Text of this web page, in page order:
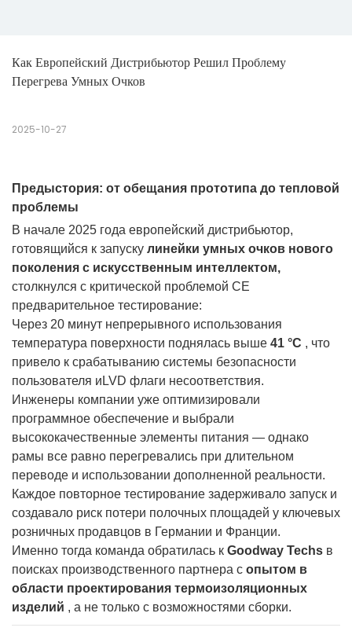
Как Европейский Дистрибьютор Решил Проблему
Перегрева Умных Очков
2025-10-27
Предыстория: от обещания прототипа до тепловой
проблемы
В начале 2025 года европейский дистрибьютор,
готовящийся к запуску линейки умных очков нового
поколения с искусственным интеллектом,
столкнулся с критической проблемой CE
предварительное тестирование:
Через 20 минут непрерывного использования
температура поверхности поднялась выше 41 °C , что
привело к срабатыванию системы безопасности
пользователя и LVD флаги несоответствия.
Инженеры компании уже оптимизировали
программное обеспечение и выбрали
высококачественные элементы питания — однако
рамы все равно перегревались при длительном
переводе и использовании дополненной реальности.
Каждое повторное тестирование задерживало запуск и
создавало риск потери полочных площадей у ​​ключевых
розничных продавцов в Германии и Франции.
Именно тогда команда обратилась к Goodway Techs в
поисках производственного партнера с опытом в
области проектирования термоизоляционных
изделий , а не только с возможностями сборки.